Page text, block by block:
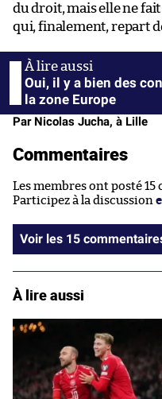
du droit, mais elle ne
qui, finalement, repart
Oui, il y a bien des
la zone Europe
Par Nicolas Jucha, à Lille
Commentaires
Les membres ont posté
Participez à la discussion
Voir les 15
À lire aussi